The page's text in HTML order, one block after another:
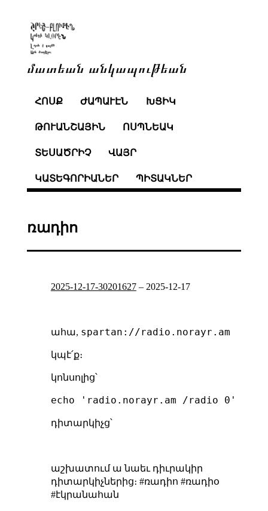
մատեան անկապութեան
ՀՈՍՔ ԺԱՊԱՒԷՆ ԽՑԻԿ
ԹՈՒԱՆՇԱՅԻՆ ՈՍՊՆԵԱԿ
ՏԵՍԱԾՐԻՉ ՎԱՅՐ
ԿԱՏԵԳՈՐԻԱՆԵՐ ՊԻՏԱԿՆԵՐ
ռադիո
2025-12-17-30201627– 2025-12-17
ահա, spartan://radio.norayr.am
կպէ՛ք։
կոնսոլից՝
դիտարկիչց՝
աշխատում ա նաեւ դիւրակիր
դիտարկիչներից։ #ռադիո #ռադիօ
#էկրանահան